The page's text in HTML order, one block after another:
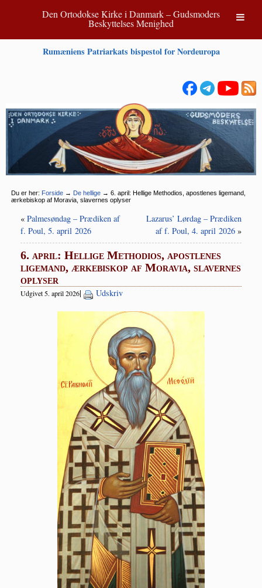
Den Ortodokse Kirke i Danmark – Gudsmoders
Beskyttelses Menighed
Rumæniens Patriarkats bispestol for Nordeuropa
Du er her: Forside → De hellige → 6. april: Hellige Methodios, apostlenes ligemand,
ærkebiskop af Moravia, slavernes oplyser
« Palmesøndag – Prædiken af
f. Poul, 5. april 2026
Lazarus’ Lørdag – Prædiken
af f. Poul, 4. april 2026 »
6. april: Hellige Methodios, apostlenes
ligemand, ærkebiskop af Moravia, slavernes
oplyser
Udgivet 5. april 2026| Udskriv